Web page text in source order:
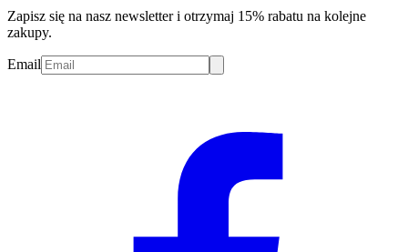
Zapisz się na nasz newsletter i otrzymaj 15% rabatu na kolejne
zakupy.
Email